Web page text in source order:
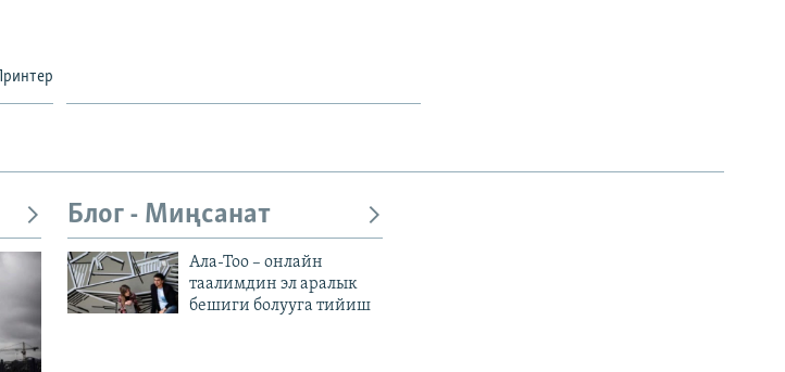
Принтер
Блог - Миңсанат
Ала-Тоо – онлайн
таалимдин эл аралык
бешиги болууга тийиш